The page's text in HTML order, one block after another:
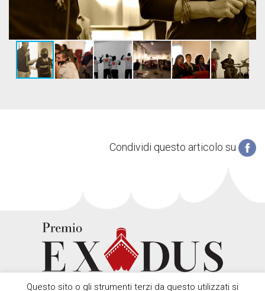
Condividi questo articolo su
Questo sito o gli strumenti terzi da questo utilizzati si